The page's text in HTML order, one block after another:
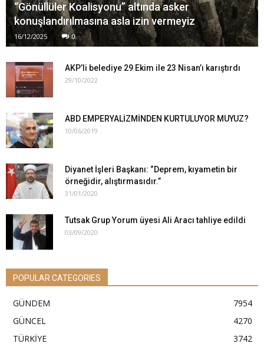
“Gönüllüler Koalisyonu” altında asker
konuşlandırılmasına asla izin vermeyiz
16/12/2025 0
AKP’li belediye 29 Ekim ile 23 Nisan’ı karıştırdı
29/10/2022
ABD EMPERYALİZMİNDEN KURTULUYOR MUYUZ?
10/06/2019
Diyanet İşleri Başkanı: “Deprem, kıyametin bir
örneğidir, alıştırmasıdır.”
31/01/2020
Tutsak Grup Yorum üyesi Ali Aracı tahliye edildi
03/09/2020
POPULAR CATEGORIES
GÜNDEM
7954
GÜNCEL
4270
TÜRKİYE
3742